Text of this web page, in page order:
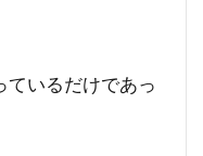
ているだけであっ